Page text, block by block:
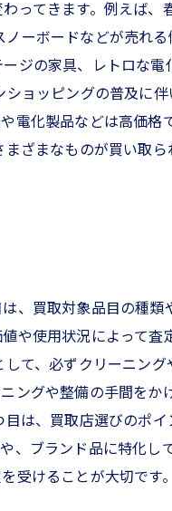
ってきます。例えば、
ーボードなどが売れ
ジの家具、レトロな
ョッピングの普及に
電化製品などは高価格
ざまなものが買い取
、買取対象品目の種類
や使用状況によって査
て、必ずクリーニン
ングや整備の手間をか
は、買取店選びのポ
、ブランド品に特化し
受けることが大切です